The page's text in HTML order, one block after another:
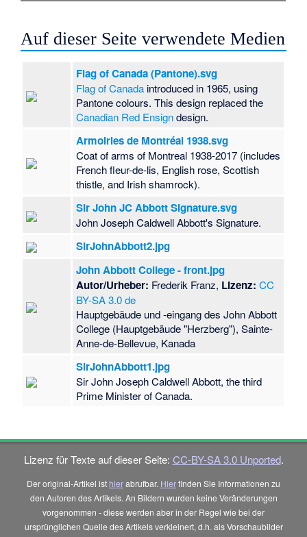
Auf dieser Seite verwendete Medien
Flag of Canada (Pantone).svg
Flag of Canada introduced in 1965, using
Pantone colours. This design replaced the
Canadian Red Ensigndesign.
Armoiries de Montréal 1938.svg
Coat of arms of Montreal 1938-2017 (includes
French fleur-de-lis, English rose, Scottish
thistle, and Irish shamrock).
Sir John JC Abbott Signature.svg
John Joseph Caldwell Abbott's Signature.
SirJohnAbbott2.jpg
John Abbott College - front.jpg
Autor/Urheber: Frederik Franz, Lizenz: CC
BY-SA 3.0 de
Hauptgebäude und -eingang des John Abbott
College (Hauptgebäude "Herzberg"), Sainte-
Anne-de-Bellevue, Kanada
SirJohnAbbott1.jpg
Sir John Joseph Caldwell Abbott, the third
Prime Minister of Canada.
Lizenz für Texte auf dieser Seite: CC-BY-SA 3.0 Unported.
Der original-Artikel ist hierabrufbar. Hierfinden Sie Informationen zu
den Autoren des Artikels. An Bildern wurden keine Veränderungen
vorgenommen - diese werden aber in der Regel wie bei der
ursprünglichen Quelle des Artikels verkleinert, d.h. als Vorschaubilder